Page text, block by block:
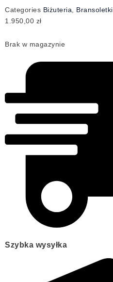
Categories Biżuteria
Bransoletki
1.950,00 zł
Brak w magazynie
Szybka wysyłka